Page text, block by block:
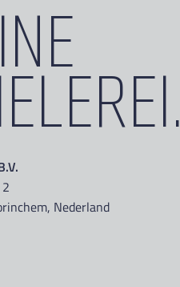
Nederland